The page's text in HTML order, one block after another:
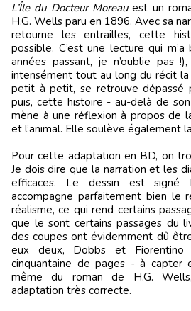
L’Île du Docteur Moreauest un
H.G. Wells paru en 1896. Avec sa
retourne les entrailles, cette
possible. C’est une lecture qui
années passant, je n’oublie pas
intensément tout au long du récit
petit à petit, se retrouve dépassé
puis, cette histoire - au-delà de
mène à une réflexion à propos de
et l’animal. Elle soulève également
Pour cette adaptation en BD, on
Je dois dire que la narration et les
efficaces. Le dessin est signé
accompagne parfaitement bien le
réalisme, ce qui rend certains
que le sont certains passages du
des coupes ont évidemment dû
eux deux, Dobbs et
cinquantaine de pages - à capter
même du roman de H.G.
adaptation très correcte.